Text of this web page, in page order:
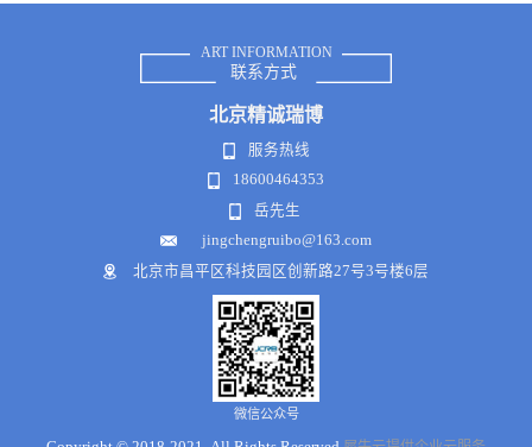
ART INFORMATION
联系方式
北京精诚瑞博
服务热线
18600464353
岳先生
jingchengruibo@163.com
北京市昌平区科技园区创新路27号3号楼6层
微信公众号